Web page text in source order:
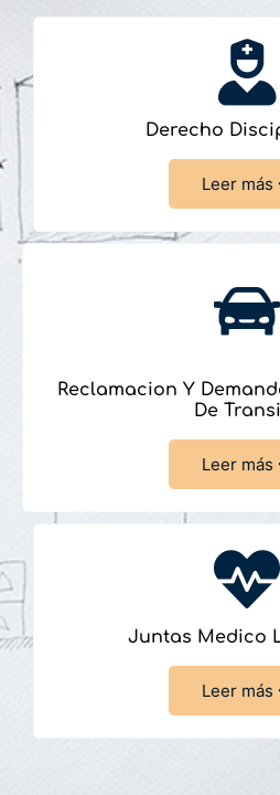
Derecho
Leer más
Reclamacion Y
De
Leer más
Juntas Medico
Leer más